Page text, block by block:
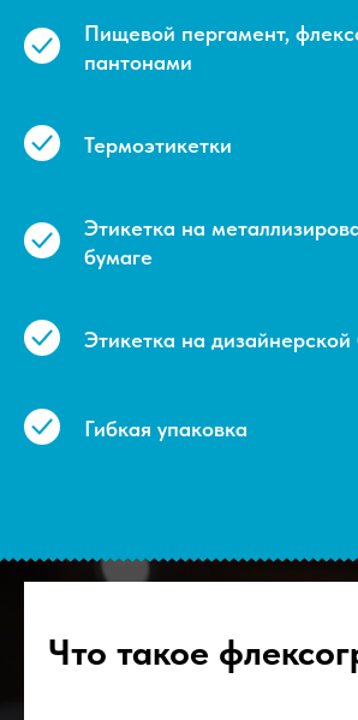
Пищевой пергамент,
пантонами
Термоэтикетки
Этикетка на
бумаге
Этикетка на дизайнерской
Гибкая упаковка
Что такое